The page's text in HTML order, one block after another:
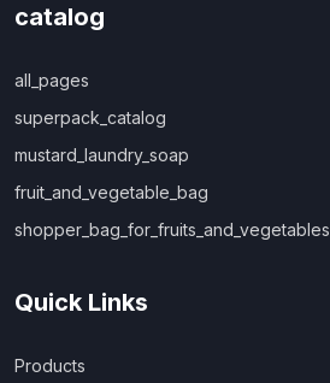
catalog
all_pages
superpack_catalog
mustard_laundry_soap
fruit_and_vegetable_bag
shopper_bag_for_fruits_and_vegetables
Quick Links
Products